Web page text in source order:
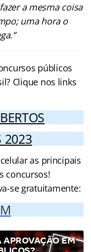
a mesma coisa
uma hora o
públicos
Clique nos links
2023
as principais
concursos!
se gratuitamente:
APROVAÇÃO EM